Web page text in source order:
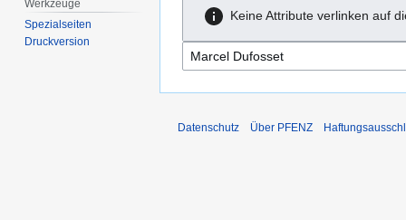
Keine Attribute verlinken auf
Werkzeuge
Spezialseiten
Druckversion
Datenschutz Über PFENZ